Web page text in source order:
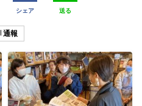
シェア 送る
通報